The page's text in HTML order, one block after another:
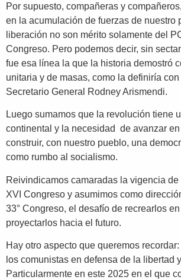
Por supuesto, compañeras y
en la acumulación de fuerzas de nuestro
liberación no son mérito solamente del
Congreso. Pero podemos decir, sin
fue esa línea la que la historia demostró
unitaria y de masas, como la definiría
Secretario General Rodney Arismendi.
Luego sumamos que la revolución tiene
continental y la necesidad de avanzar
construir, con nuestro pueblo, una
como rumbo al socialismo.
Reivindicamos camaradas la vigencia de
XVI Congreso y asumimos como
33° Congreso, el desafío de recrearlos
proyectarlos hacia el futuro.
Hay otro aspecto que queremos
los comunistas en defensa de la libertad
Particularmente en este 2025 en el que